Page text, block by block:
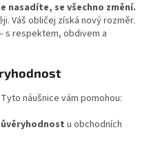
nasadíte, se všechno změní.
Váš obličej získá nový rozměr.
s respektem, obdivem a
Tyto náušnice vám pomohou:
u obchodních